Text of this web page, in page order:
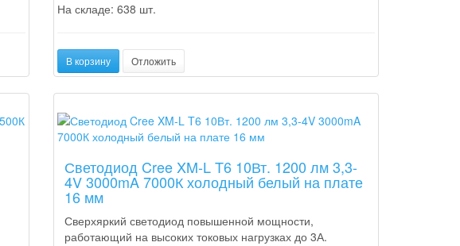
На складе: 638 шт.
В корзину Отложить
Светодиод Cree XM-L T6 10Вт. 1200 лм 3,3-
4V 3000mA 7000К холодный белый на плате
16 мм
Сверхяркий светодиод повышенной мощности,
работающий на высоких токовых нагрузках до 3А.